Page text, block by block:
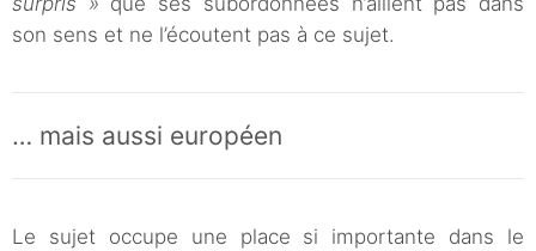
son sens et ne l’écoutent pas à ce sujet.
… mais aussi européen
Le sujet occupe une place si importante dans le